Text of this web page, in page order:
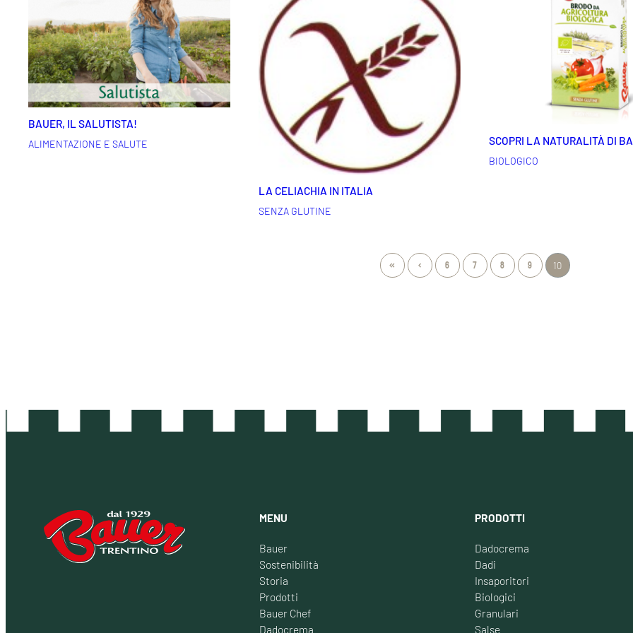
BAUER, IL SALUTISTA!
ALIMENTAZIONE E SALUTE
LA CELIACHIA IN ITALIA
SENZA GLUTINE
SCOPRI LA NATURALITÀ DI
BIOLOGICO
« ‹ 6 7 8 9 10
MENU
Bauer
Sostenibilità
Storia
Prodotti
Bauer Chef
Dadocrema
PRODOTTI
Dadocrema
Dadi
Insaporitori
Biologici
Granulari
Salse